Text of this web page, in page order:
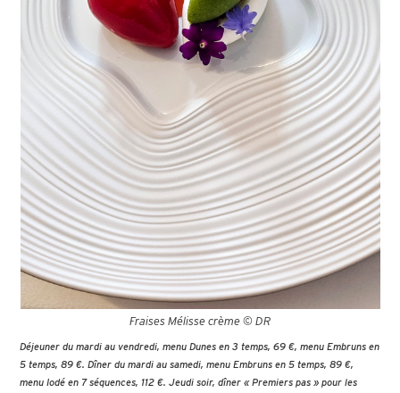
Fraises Mélisse crème © DR
Déjeuner du mardi au vendredi, menu Dunes en 3 temps, 69 €, menu Embruns en
5 temps, 89 €. Dîner du mardi au samedi, menu Embruns en 5 temps, 89 €,
menu Iodé en 7 séquences, 112 €. Jeudi soir, dîner « Premiers pas » pour les